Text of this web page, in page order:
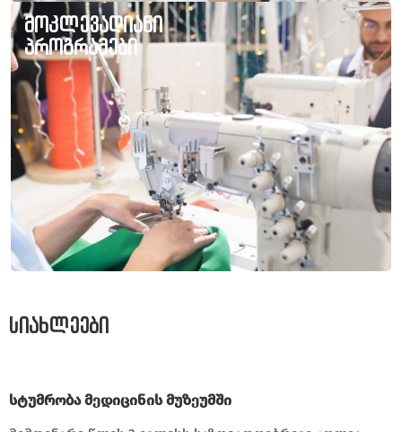
მოკლევადიანი
პროგრამები
სიახლეები
სტუმრობა მედიცინის მუზეუმში